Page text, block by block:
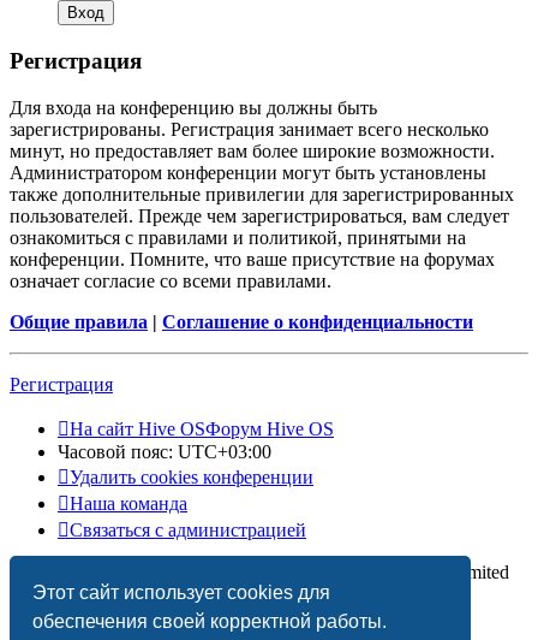
Этот сайт использует cookies для
обеспечения своей корректной работы.
Регистрация
Для входа на конференцию вы должны быть
зарегистрированы. Регистрация занимает всего несколько
минут, но предоставляет вам более широкие возможности.
Администратором конференции могут быть установлены
также дополнительные привилегии для зарегистрированных
пользователей. Прежде чем зарегистрироваться, вам следует
ознакомиться с правилами и политикой, принятыми на
конференции. Помните, что ваше присутствие на форумах
означает согласие со всеми правилами.
Общие правила | Соглашение о конфиденциальности
Регистрация
На сайт Hive OSФорум Hive OS
Часовой пояс: UTC+03:00
Удалить cookies конференции
Наша команда
Связаться с администрацией
® Forum Software © phpBB Limited
Русская поддержка phpBB